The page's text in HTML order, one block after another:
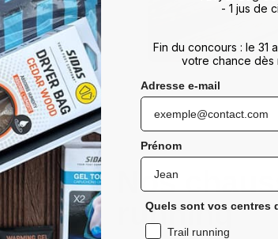
Nos
running
- 1 jus de
Fin du concours : le 31
votre chance dès
Adresse e-mail
Prénom
Quels sont vos centres
Trail running